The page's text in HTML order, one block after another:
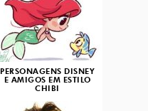
PERSONAGENS DISNEY
E AMIGOS EM ESTILO
CHIBI